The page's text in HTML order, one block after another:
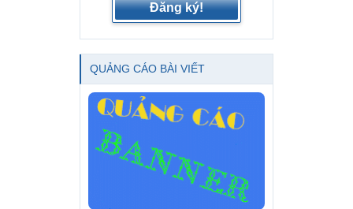
Đăng ký!
QUẢNG CÁO BÀI VIẾT